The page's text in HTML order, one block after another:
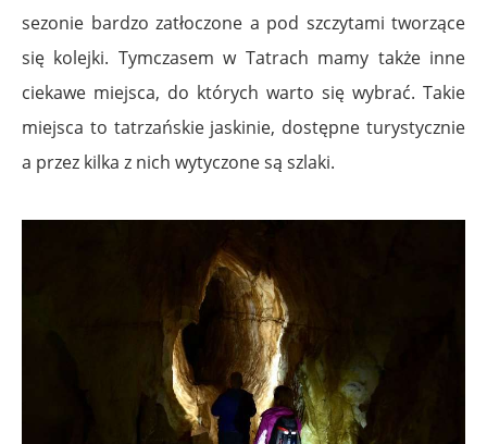
sezonie bardzo zatłoczone a pod szczytami tworzące
się kolejki. Tymczasem w Tatrach mamy także inne
ciekawe miejsca, do których warto się wybrać. Takie
miejsca to tatrzańskie jaskinie, dostępne turystycznie
a przez kilka z nich wytyczone są szlaki.